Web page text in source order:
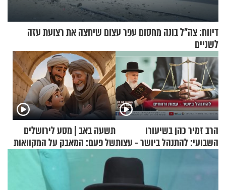
דיווח: צה"ל בונה מחסום עפר עצום שיחצה את רצועת עזה
לשניים
הרב זמיר כהן בשיעורו
השבועי: להתנהל ביושר - עצות
ורווחים
תשעה באב | מסע לירושלים
של פעם: המאבק על המקוואות